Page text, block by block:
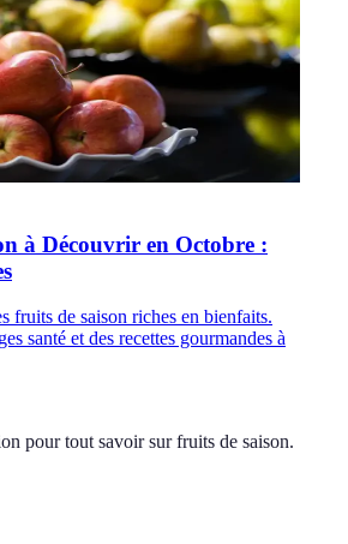
à Découvrir en Octobre :
fruits de saison riches en bienfaits.
santé et des recettes gourmandes à
pour tout savoir sur fruits de saison.